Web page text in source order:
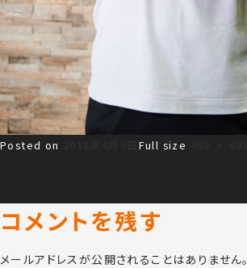
Posted on Full size
コメントを残す
メールアドレスが公開されることはありません。